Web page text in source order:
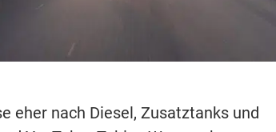
eher nach Diesel, Zusatztanks und